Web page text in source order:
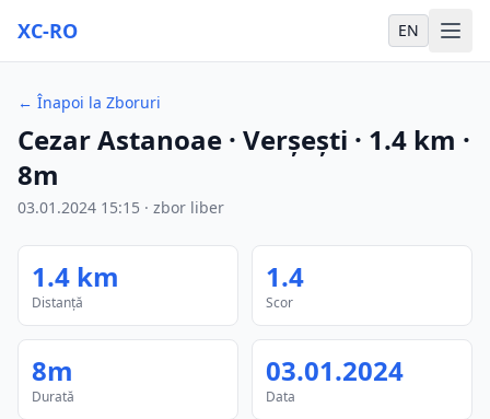
XC-RO EN
← Înapoi la Zboruri
Cezar Astanoae · Verșești · 1.4 km ·
8m
03.01.2024 15:15 · zbor liber
1.4 km
Distanță
1.4
Scor
8m
Durată
03.01.2024
Data